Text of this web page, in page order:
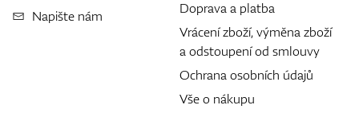
Napište nám
Doprava a platba
Vrácení zboží, výměna zboží
a odstoupení od smlouvy
Ochrana osobních údajů
Vše o nákupu